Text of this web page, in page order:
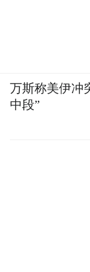
万斯称美伊冲
中段”